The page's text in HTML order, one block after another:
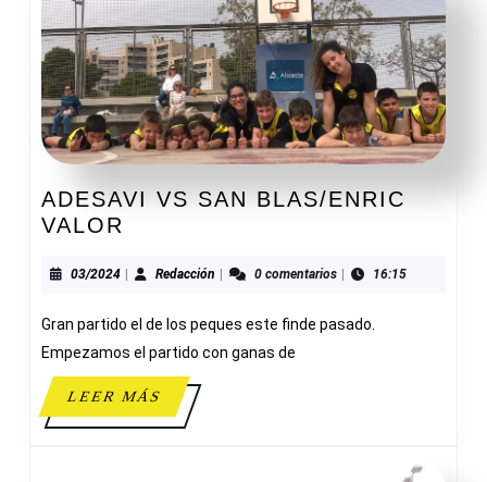
ADESAVI VS SAN BLAS/ENRIC
VALOR
SAN
VALOR
03/202403/2024
| Redacción Redacción
| 0 comentarios | 16:15
Gran partido el de los peques este finde pasado.
Empezamos el partido con ganas de
LEER MÁSLEER
MÁS